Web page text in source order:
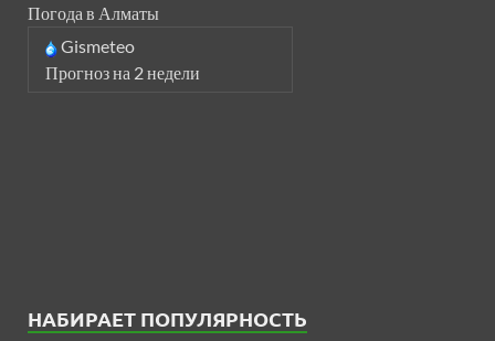
Погода в Алматы
Gismeteo
Прогноз на 2 недели
НАБИРАЕТ ПОПУЛЯРНОСТЬ